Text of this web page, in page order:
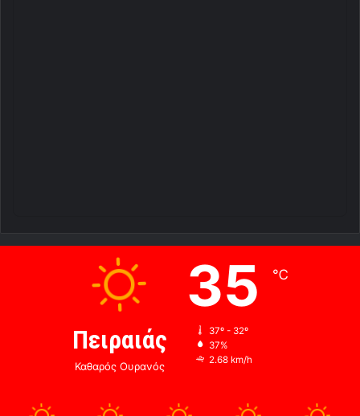
Πειραιάς
Καθαρός Ουρανός
35 ℃
37º - 32º
37%
2.68 km/h